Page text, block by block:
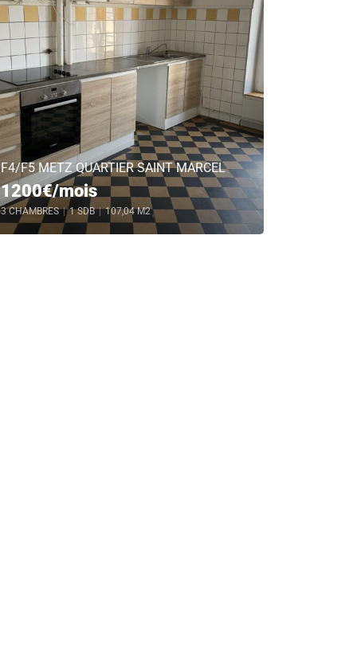
F4/F5 METZ QUARTIER SAINT MARCEL
1200€/mois
3 CHAMBRES | 1 SDB | 107,04 M2